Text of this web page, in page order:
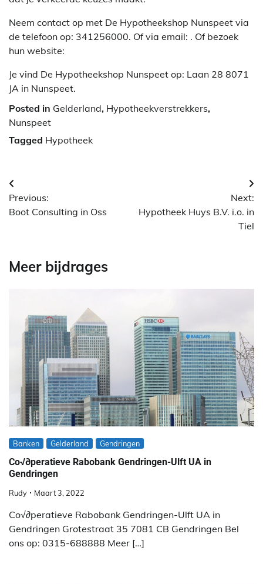
Neem contact op met De Hypotheekshop Nunspeet via
de telefoon op: 341256000. Of via email: . Of bezoek
hun website:
Je vind De Hypotheekshop Nunspeet op: Laan 28 8071
JA in Nunspeet.
Posted in Gelderland, Hypotheekverstrekkers,
Nunspeet
Tagged Hypotheek
Berichtnavigatie
Previous:
Boot Consulting in Oss
Next:
Hypotheek Huys B.V. i.o. in
Tiel
Meer bijdrages
Banken Gelderland Gendringen
Co√∂peratieve Rabobank Gendringen-Ulft UA in
Gendringen
Rudy Maart 3, 2022
Co√∂peratieve Rabobank Gendringen-Ulft UA in
Gendringen Grotestraat 35 7081 CB Gendringen Bel
ons op: 0315-688888 Meer […]